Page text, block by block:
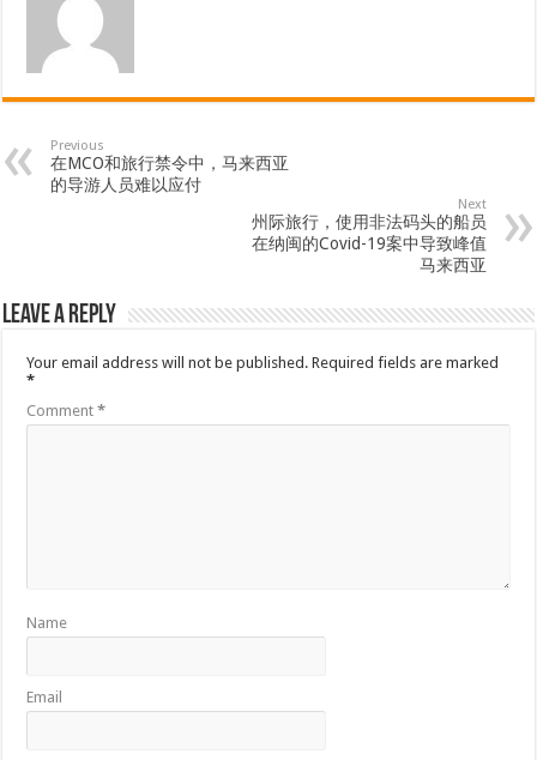
Previous
在MCO和旅行​​禁令中，马来西亚
的导游人员难以应付
Next
州际旅行，使用非法码头的船员
在纳闽的Covid-19案中导致峰值
马来西亚
Leave a Reply
Your email address will not be published. Required fields are marked
*
Comment*
Name
Email